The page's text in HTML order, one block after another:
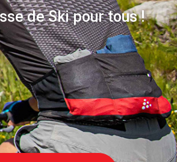
de Ski pour tous !